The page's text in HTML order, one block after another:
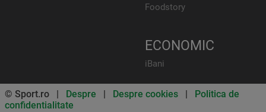
Foodstory
ECONOMIC
iBani
© Sport.ro | Despre | Despre cookies | Politica de
confidentialitate